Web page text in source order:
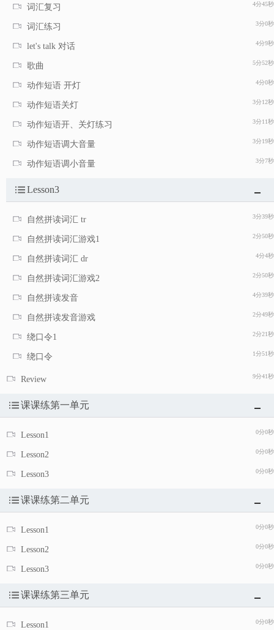
4分45秒
词汇复习
3分0秒
词汇练习
4分9秒
let's talk 对话
5分52秒
歌曲
4分0秒
动作短语 开灯
3分12秒
动作短语关灯
3分11秒
动作短语开、关灯练习
3分19秒
动作短语调大音量
3分7秒
动作短语调小音量
Lesson3
3分39秒
自然拼读词汇 tr
2分50秒
自然拼读词汇游戏1
4分4秒
自然拼读词汇 dr
2分50秒
自然拼读词汇游戏2
4分39秒
自然拼读发音
2分49秒
自然拼读发音游戏
2分21秒
绕口令1
1分51秒
绕口令
9分41秒
Review
课课练第一单元
0分0秒
Lesson1
0分0秒
Lesson2
0分0秒
Lesson3
课课练第二单元
0分0秒
Lesson1
0分0秒
Lesson2
0分0秒
Lesson3
课课练第三单元
0分0秒
Lesson1